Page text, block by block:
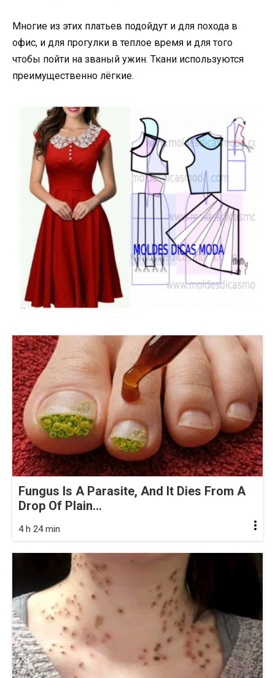
Многие из этих платьев подойдут и для похода в
офис, и для прогулки в теплое время и для того
чтобы пойти на званый ужин. Ткани используются
преимущественно лёгкие.
Fungus Is A Parasite, And It Dies From A
Drop Of Plain...
4 h 24 min